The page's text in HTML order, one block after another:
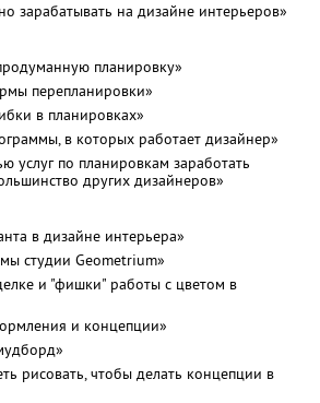
зарабатывать на дизайне интерьеров»
планировку»
перепланировки»
в планировках»
в которых работает дизайнер»
услуг по планировкам заработать
других дизайнеров»
в дизайне интерьера»
студии Geometrium»
и "фишки" работы с цветом в
и концепции»
рисовать, чтобы делать концепции в